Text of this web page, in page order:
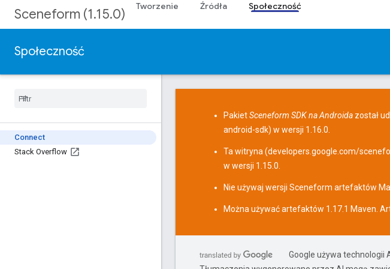
Sceneform (1.15.0) Tworzenie Źródła Społeczność
Społeczność
Connect
Stack Overflow
PakietSceneform SDK na Androida został
android-sdk) w wersji 1.16.0.
Ta witryna (developers.google.com/
w wersji 1.15.0.
Nie używaj wersji Sceneform artefaktów
Można używać artefaktów 1.17.1 Maven.
Google używa technologii